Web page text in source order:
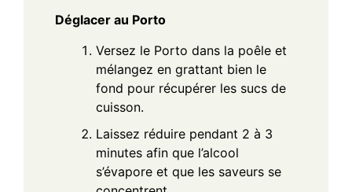
Déglacer au Porto
Versez le Porto dans la poêle et
mélangez en grattant bien le
fond pour récupérer les sucs de
cuisson.
Laissez réduire pendant 2 à 3
minutes afin que l’alcool
s’évapore et que les saveurs se